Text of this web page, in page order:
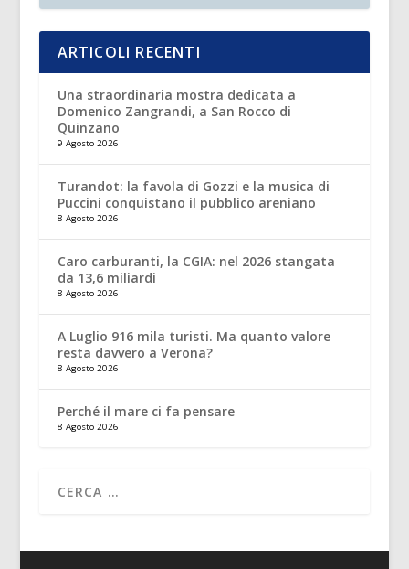
ARTICOLI RECENTI
Una straordinaria mostra dedicata a
Domenico Zangrandi, a San Rocco di
Quinzano
9 Agosto 2026
Turandot: la favola di Gozzi e la musica di
Puccini conquistano il pubblico areniano
8 Agosto 2026
Caro carburanti, la CGIA: nel 2026 stangata
da 13,6 miliardi
8 Agosto 2026
A Luglio 916 mila turisti. Ma quanto valore
resta davvero a Verona?
8 Agosto 2026
Perché il mare ci fa pensare
8 Agosto 2026